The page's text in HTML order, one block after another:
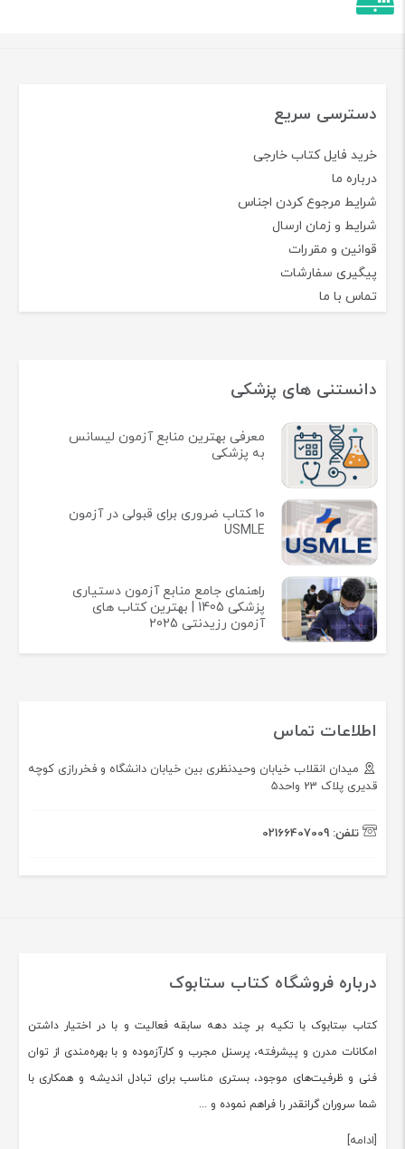
دسترسی سریع
خرید فایل کتاب خارجی
درباره ما
شرایط مرجوع کردن اجناس
شرایط و زمان ارسال
قوانین و مقررات
پیگیری سفارشات
تماس با ما
دانستنی های پزشکی
معرفی بهترین منابع آزمون لیسانس
به پزشکی
۱۰ کتاب ضروری برای قبولی در آزمون
USMLE
راهنمای جامع منابع آزمون دستیاری
پزشکی 1405 | بهترین کتاب های
آزمون رزیدنتی 2025
اطلاعات تماس
میدان انقلاب خیابان وحیدنظری بین خیابان دانشگاه و فخررازی کوچه
قدیری پلاک 23 واحد5
تلفن: 02166407009
درباره فروشگاه کتاب ستابوک
کتاب سِتابوک با تکیه بر چند دهه سابقه فعالیت و با در اختیار داشتن
امکانات مدرن و پیشرفته، پرسنل مجرب و کارآزموده و با بهره‌مندی از توان
فنی و ظرفیت‌های موجود، بستری مناسب برای تبادل اندیشه و همکاری با
شما سروران گرانقدر را فراهم نموده و ...
[ادامه]